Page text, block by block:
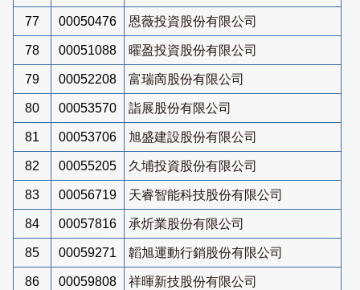
77 00050476 恩薇投資股份有限公司
78 00051088 曜盈投資股份有限公司
79 00052208 富瑞啇股份有限公司
80 00053570 詣展股份有限公司
81 00053706 旭盛建設股份有限公司
82 00055205 久埔投資股份有限公司
83 00056719 天睿智能科技股份有限公司
84 00057816 承炘業股份有限公司
85 00059271 韜旭運動行銷股份有限公司
86 00059808 祥暉新技股份有限公司